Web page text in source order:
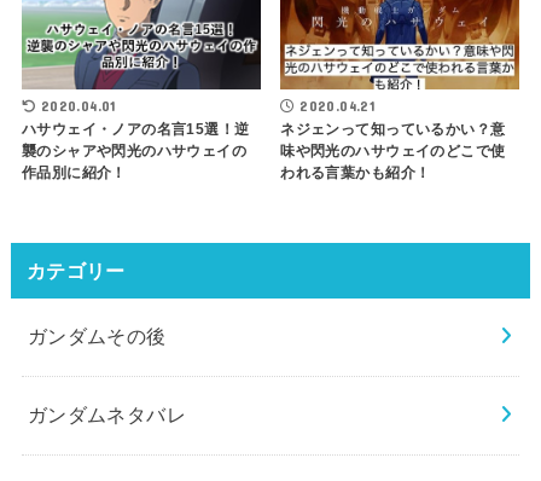
2020.04.01
ハサウェイ・ノアの名言15選！逆
襲のシャアや閃光のハサウェイの
作品別に紹介！
2020.04.21
ネジェンって知っているかい？意
味や閃光のハサウェイのどこで使
われる言葉かも紹介！
カテゴリー
ガンダムその後
ガンダムネタバレ